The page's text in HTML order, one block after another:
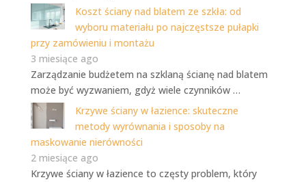
Koszt ściany nad blatem ze szkła: od
wyboru materiału po najczęstsze pułapki
przy zamówieniu i montażu
3 miesiące ago
Zarządzanie budżetem na szklaną ścianę nad blatem
może być wyzwaniem, gdyż wiele czynników …
Krzywe ściany w łazience: skuteczne
metody wyrównania i sposoby na
maskowanie nierówności
2 miesiące ago
Krzywe ściany w łazience to częsty problem, który